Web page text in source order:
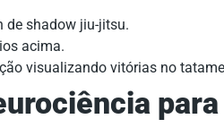
de shadow jiu-jitsu.
acima.
visualizando vitórias no